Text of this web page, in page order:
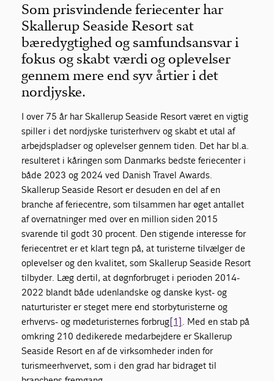
Som prisvindende feriecenter har
Skallerup Seaside Resort sat
bæredygtighed og samfundsansvar i
fokus og skabt værdi og oplevelser
gennem mere end syv årtier i det
nordjyske.
I over 75 år har Skallerup Seaside Resort været en vigtig
spiller i det nordjyske turisterhverv og skabt et utal af
arbejdspladser og oplevelser gennem tiden. Det har bl.a.
resulteret i kåringen som Danmarks bedste feriecenter i
både 2023 og 2024 ved Danish Travel Awards.
Skallerup Seaside Resort er desuden en del af en
branche af feriecentre, som tilsammen har øget antallet
af overnatninger med over en million siden 2015
svarende til godt 30 procent. Den stigende interesse for
feriecentret er et klart tegn på, at turisterne tilvælger de
oplevelser og den kvalitet, som Skallerup Seaside Resort
tilbyder. Læg dertil, at døgnforbruget i perioden 2014-
2022 blandt både udenlandske og danske kyst- og
naturturister er steget mere end storbyturisterne og
erhvervs- og mødeturisternes forbrug[1] . Med en stab på
omkring 210 dedikerede medarbejdere er Skallerup
Seaside Resort en af de virksomheder inden for
turismeerhvervet, som i den grad har bidraget til